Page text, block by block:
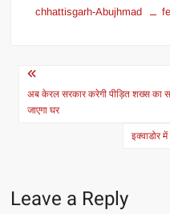
chhattisgarh-Abujhmad
Post
navigation
अब केरल सरकार करेगी पीड़ित शख्स का
जाएगा घर
इक्वाडोर
Leave a Reply